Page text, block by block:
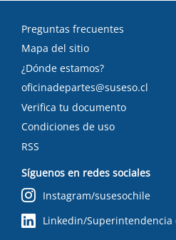
Preguntas frecuentes
Mapa del sitio
¿Dónde estamos?
oficinadepartes@suseso.cl
Verifica tu documento
Condiciones de uso
RSS
Síguenos en redes sociales
Instagram/susesochile
Linkedin/Superintendencia